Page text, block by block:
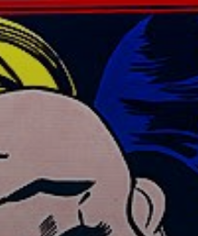
Seine
waren
und